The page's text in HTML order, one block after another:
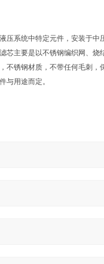
压系统中特定元件，安装于中
芯主要是以不锈钢编织网、烧
锈钢材质，不带任何毛刺，
与用途而定。